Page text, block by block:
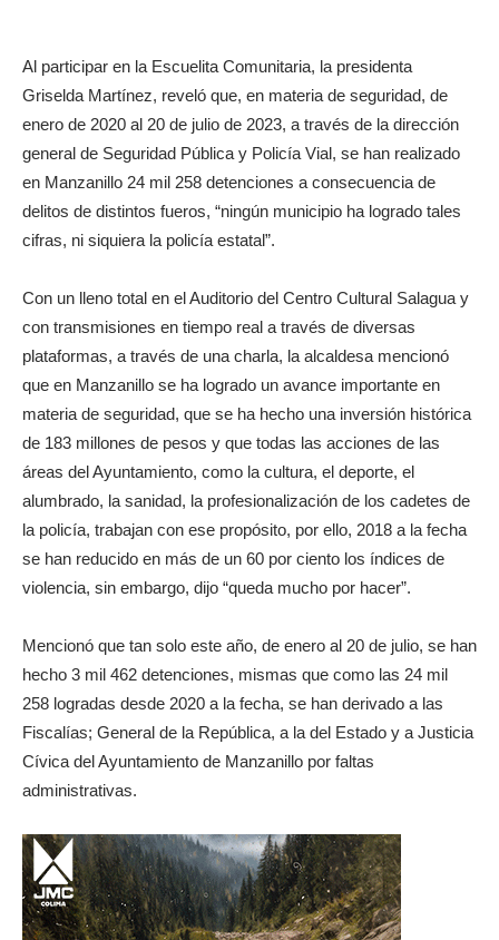
Al participar en la Escuelita Comunitaria, la presidenta
Griselda Martínez, reveló que, en materia de seguridad, de
enero de 2020 al 20 de julio de 2023, a través de la dirección
general de Seguridad Pública y Policía Vial, se han realizado
en Manzanillo 24 mil 258 detenciones a consecuencia de
delitos de distintos fueros, “ningún municipio ha logrado tales
cifras, ni siquiera la policía estatal”.
Con un lleno total en el Auditorio del Centro Cultural Salagua y
con transmisiones en tiempo real a través de diversas
plataformas, a través de una charla, la alcaldesa mencionó
que en Manzanillo se ha logrado un avance importante en
materia de seguridad, que se ha hecho una inversión histórica
de 183 millones de pesos y que todas las acciones de las
áreas del Ayuntamiento, como la cultura, el deporte, el
alumbrado, la sanidad, la profesionalización de los cadetes de
la policía, trabajan con ese propósito, por ello, 2018 a la fecha
se han reducido en más de un 60 por ciento los índices de
violencia, sin embargo, dijo “queda mucho por hacer”.
Mencionó que tan solo este año, de enero al 20 de julio, se han
hecho 3 mil 462 detenciones, mismas que como las 24 mil
258 logradas desde 2020 a la fecha, se han derivado a las
Fiscalías; General de la República, a la del Estado y a Justicia
Cívica del Ayuntamiento de Manzanillo por faltas
administrativas.